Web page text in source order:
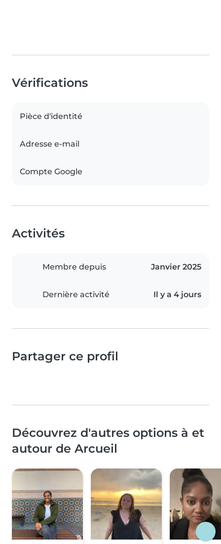
Vérifications
Pièce d'identité
Adresse e-mail
Compte Google
Activités
Membre depuis Janvier 2025
Dernière activité Il y a 4 jours
Partager ce profil
Découvrez d'autres options à et
autour de Arcueil